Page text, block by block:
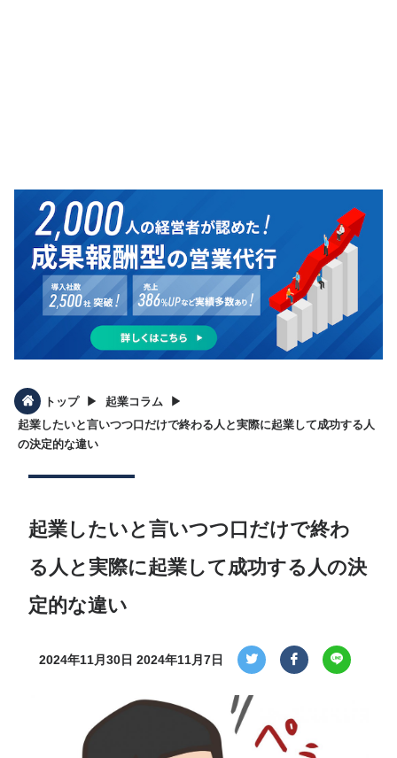
トップ ▶︎ 起業コラム ▶︎
起業したいと言いつつ口だけで終わる人と実際に起業して成功する人
の決定的な違い
起業したいと言いつつ口だけで終わ
る人と実際に起業して成功する人の決
定的な違い
2024年11月30日 2024年11月7日